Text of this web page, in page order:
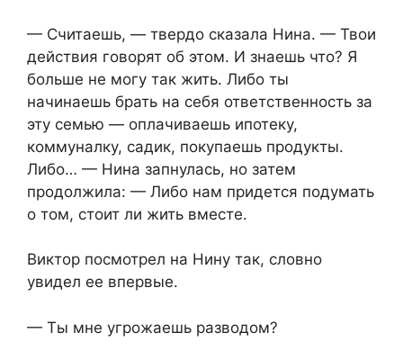
— Считаешь, — твердо сказала Нина. — Твои
действия говорят об этом. И знаешь что? Я
больше не могу так жить. Либо ты
начинаешь брать на себя ответственность за
эту семью — оплачиваешь ипотеку,
коммуналку, садик, покупаешь продукты.
Либо… — Нина запнулась, но затем
продолжила: — Либо нам придется подумать
о том, стоит ли жить вместе.
Виктор посмотрел на Нину так, словно
увидел ее впервые.
— Ты мне угрожаешь разводом?